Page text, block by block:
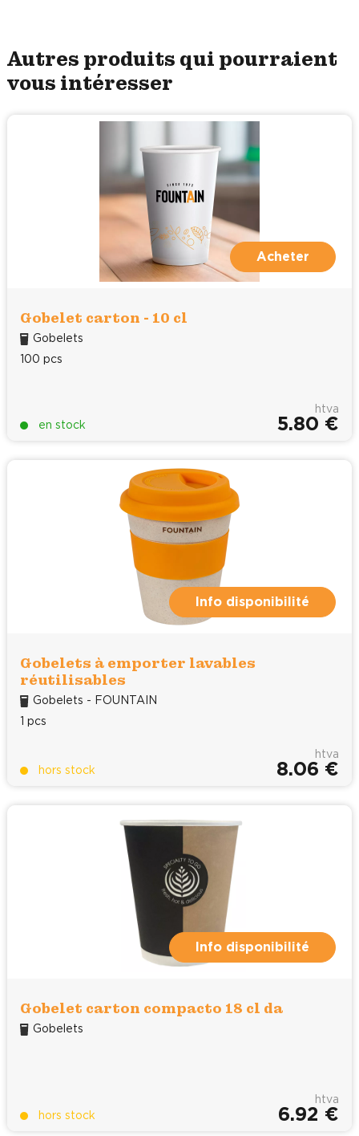
Autres produits qui pourraient
vous intéresser
Acheter
Gobelet carton - 10 cl
Gobelets
100 pcs
en stock
htva
5.80 €
Info disponibilité
Gobelets à emporter lavables
réutilisables
Gobelets - FOUNTAIN
1 pcs
hors stock
htva
8.06 €
Info disponibilité
Gobelet carton compacto 18 cl da
Gobelets
hors stock
htva
6.92 €